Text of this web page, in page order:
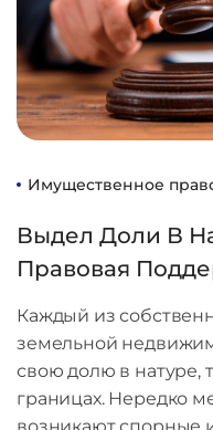
Имущественное
Выдел Доли В
Правовая
Каждый из
земельной
свою долю в натуре,
границах. Нередко